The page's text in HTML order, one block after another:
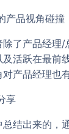
产品视角碰撞
了产品经理/
活跃在最前
产品经理也
享
结出来的，